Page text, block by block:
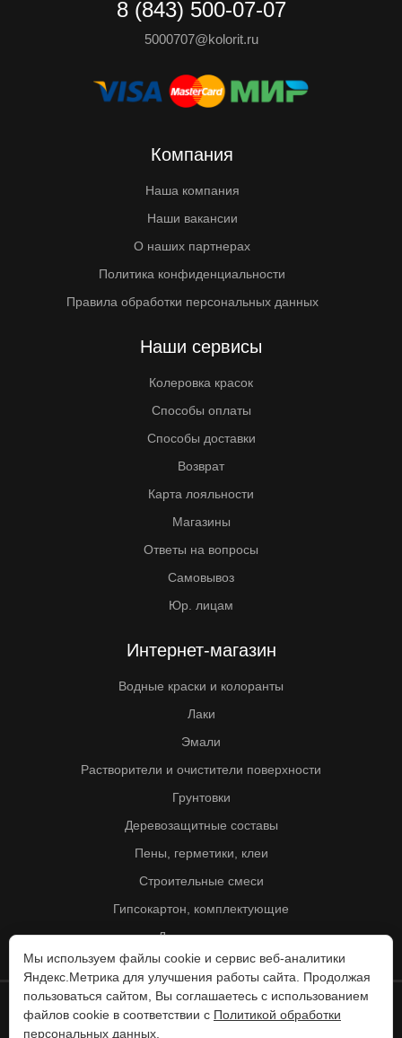
8 (843) 500-07-07
5000707@kolorit.ru
Компания
Наша компания
Наши вакансии
О наших партнерах
Политика конфиденциальности
Правила обработки персональных данных
Наши сервисы
Колеровка красок
Способы оплаты
Способы доставки
Возврат
Карта лояльности
Магазины
Ответы на вопросы
Самовывоз
Юр. лицам
Интернет-магазин
Водные краски и колоранты
Лаки
Эмали
Растворители и очистители поверхности
Грунтовки
Деревозащитные составы
Пены, герметики, клеи
Строительные смеси
Гипсокартон, комплектующие
Другие товары
© Колорит 1995 - 2026
Мы используем файлы cookie и сервис веб-аналитики
Яндекс.Метрика для улучшения работы сайта. Продолжая
пользоваться сайтом, Вы соглашаетесь с использованием
файлов cookie в соответствии с Политикой обработки
персональных данных